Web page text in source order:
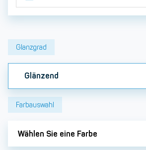
Glanzgrad
Glänzend
Farbauswahl
Wählen Sie eine Farbe